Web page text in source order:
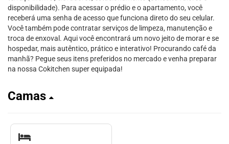
disponibilidade). Para acessar o prédio e o apartamento, você
receberá uma senha de acesso que funciona direto do seu celular.
Você também pode contratar serviços de limpeza, manutenção e
troca de enxoval. Aqui você encontrará um novo jeito de morar e se
hospedar, mais autêntico, prático e interativo! Procurando café da
manhã? Pegue seus itens preferidos no mercado e venha preparar
na nossa Cokitchen super equipada!
Camas